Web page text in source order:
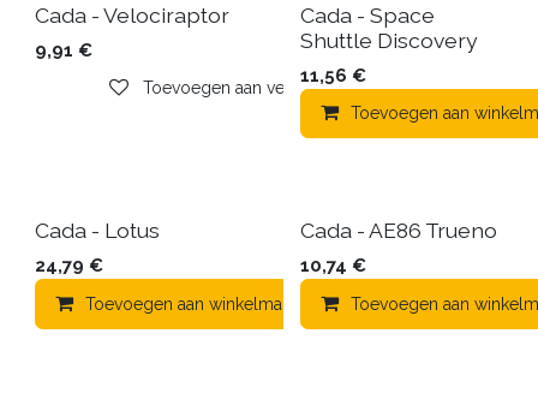
Cada - Velociraptor
9,91 €
Toevoegen aan verlanglijst
Cada - Space
Shuttle Discovery
11,56 €
Toevoegen aan
Cada - Lotus
24,79 €
Toevoegen aan winkelmandje Toevoegen
Cada - AE86 Trueno
10,74 €
Toevoegen aan